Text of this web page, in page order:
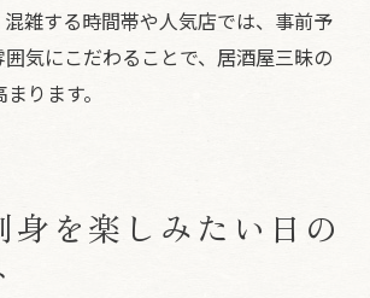
混雑する時間帯や人気店では、事前予
気にこだわることで、居酒屋三昧の
ります。
身を楽しみたい日の